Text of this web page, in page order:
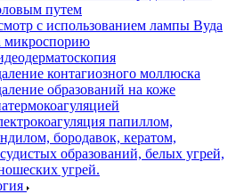
путем
с использованием лампы Вуда
микроспорию
контагиозного моллюска
образований на коже
папиллом,
бородавок, кератом,
образований, белых угрей,
угрей.